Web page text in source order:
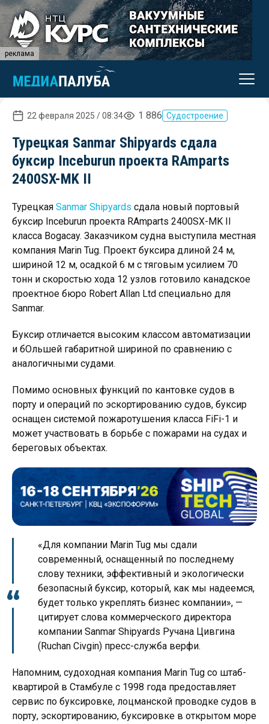
реклама
22 февраля 2025 / 08:34 1 886 Судостроение
Турецкая Sanmar Shipyards сдала
буксир Inceburun проекта RAmparts
2400SX-MK II
Турецкая Sanmar Shipyards сдала новый портовый
буксир Inceburun проекта RAmparts 2400SX-MK II
класса Bogacay. Заказчиком судна выступила местная
компания Marin Tug. Проект буксира длиной 24 м,
шириной 12 м, осадкой 6 м с тяговым усилием 70
тонн и скоростью хода 12 узлов готовило канадское
проектное бюро Robert Allan Ltd специально для
Sanmar.
Буксир отличается высоким классом автоматизации
и бОльшей габаритной шириной по сравнению с
аналогичными судами.
Помимо основных функций по кантовке судов в
порту и операций по эскортированию судов, буксир
оснащен системой пожаротушения класса FiFi-1 и
может участвовать в борьбе с пожарами на судах и
береговых объектах.
«Для компании Marin Tug мы сдали
современный, оснащенный по последнему
слову техники, эффективный и экологически
безопасный буксир, который, как мы надеемся,
будет только укреплять бизнес компании», —
цитирует слова коммерческого директора
компании Sanmar Shipyards Ручана Цивгина
(Ruchan Civgin) пресс-служба верфи.
Напомним, судоходная компания Marin Tug со штаб-
квартирой в Стамбуле с 1998 года предоставляет
сервис по буксировке, лоцманской проводке судов в
порту, эскортированию, буксировке в открытом море